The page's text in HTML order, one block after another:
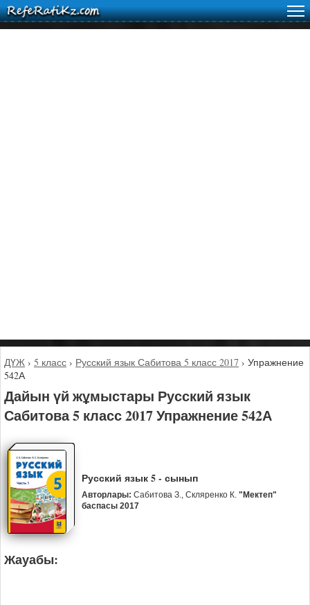
ДҮЖ › 5 класс › Русский язык Сабитова 5 класс 2017 › Упражнение
542А
Дайын үй жұмыстары Русский язык
Сабитова 5 класс 2017 Упражнение 542А
Русский язык 5 - сынып
Авторлары: Сабитова З., Скляренко К. "Мектеп"
баспасы 2017
Жауабы: